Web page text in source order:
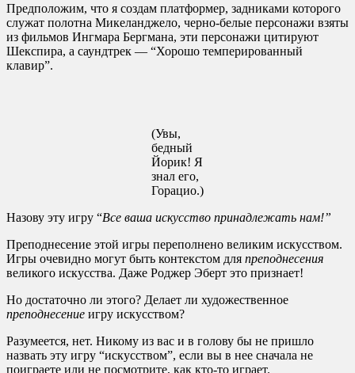
Предположим, что я создам платформер, задниками которого
служат полотна Микеланджело, черно-белые персонажи взяты
из фильмов Ингмара Бергмана, эти персонажи цитируют
Шекспира, а саундтрек — “Хорошо темперированный
клавир”.
(Увы,
бедный
Йорик! Я
знал его,
Горацио.)
Назову эту игру “Все ваша искусство принадлежать нам!”
Преподнесение этой игры переполнено великим искусством.
Игры очевидно могут быть контекстом для преподнесения
великого искусства. Даже Роджер Эберт это признает!
Но достаточно ли этого? Делает ли художественное
преподнесение игру искусством?
Разумеется, нет. Никому из вас и в голову бы не пришло
назвать эту игру “искусством”, если вы в нее сначала не
поиграете или не посмотрите, как кто-то играет.